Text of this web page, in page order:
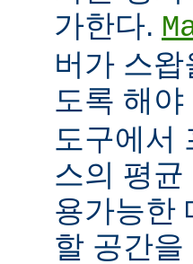
가한다.
버가 스
도록 해
도구에서
스의 평
용가능한
할 공간